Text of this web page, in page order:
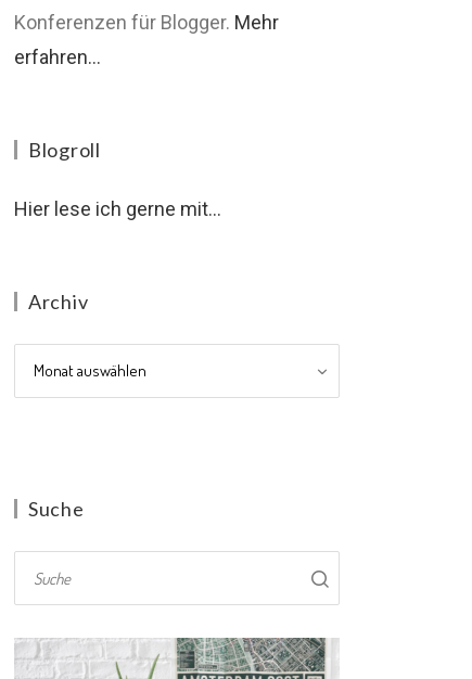
Konferenzen für Blogger. Mehr
erfahren...
Blogroll
Hier lese ich gerne mit...
Archiv
Archiv
Suche